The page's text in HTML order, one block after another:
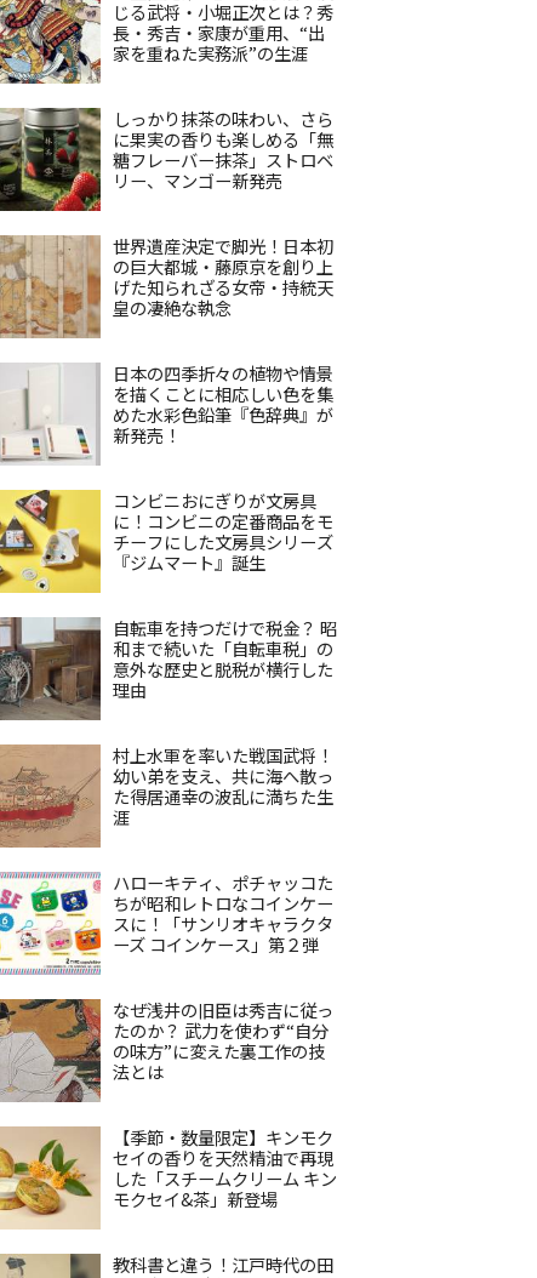
じる武将・小堀正次とは？秀
長・秀吉・家康が重用、“出
家を重ねた実務派”の生涯
しっかり抹茶の味わい、さら
に果実の香りも楽しめる「無
糖フレーバー抹茶」ストロベ
リー、マンゴー新発売
世界遺産決定で脚光！日本初
の巨大都城・藤原京を創り上
げた知られざる女帝・持統天
皇の凄絶な執念
日本の四季折々の植物や情景
を描くことに相応しい色を集
めた水彩色鉛筆『色辞典』が
新発売！
コンビニおにぎりが文房具
に！コンビニの定番商品をモ
チーフにした文房具シリーズ
『ジムマート』誕生
自転車を持つだけで税金？ 昭
和まで続いた「自転車税」の
意外な歴史と脱税が横行した
理由
村上水軍を率いた戦国武将！
幼い弟を支え、共に海へ散っ
た得居通幸の波乱に満ちた生
涯
ハローキティ、ポチャッコた
ちが昭和レトロなコインケー
スに！「サンリオキャラクタ
ーズ コインケース」第２弾
なぜ浅井の旧臣は秀吉に従っ
たのか？ 武力を使わず“自分
の味方”に変えた裏工作の技
法とは
【季節・数量限定】キンモク
セイの香りを天然精油で再現
した「スチームクリーム キン
モクセイ&茶」新登場
教科書と違う！江戸時代の田